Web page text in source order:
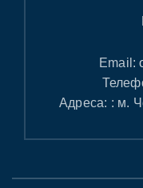
Email:
Адреса: : м.